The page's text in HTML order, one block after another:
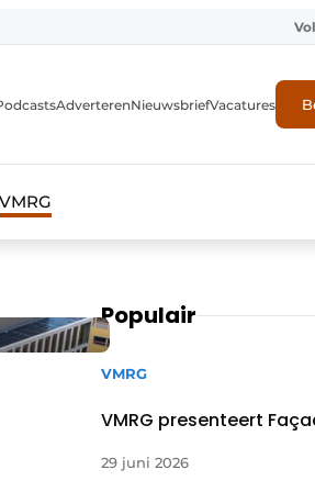
AdverterenNieuwsbriefVacatures
VMRG
Populair
VMRG
VMRG presenteert
29 juni 2026